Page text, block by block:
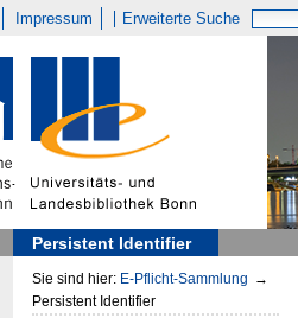
Impressum Erweiterte Suche
Persistent Identifier
Sie sind hier: E-Pflicht-Sammlung →
Persistent Identifier